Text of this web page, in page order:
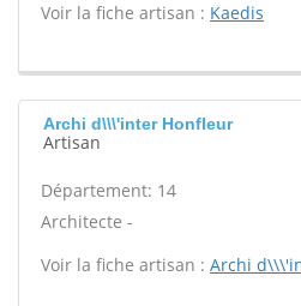
Voir la fiche artisan : Kaedis
Archi d\\\'inter Honfleur
Artisan
Département: 14
Architecte -
Voir la fiche artisan : Archi